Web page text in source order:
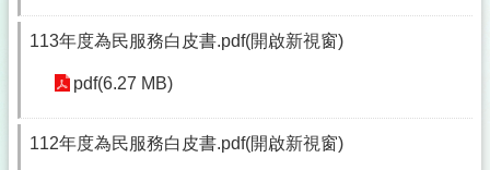
113年度為民服務白皮書.pdf(開啟新視窗)
pdf(6.27 MB)
112年度為民服務白皮書.pdf(開啟新視窗)